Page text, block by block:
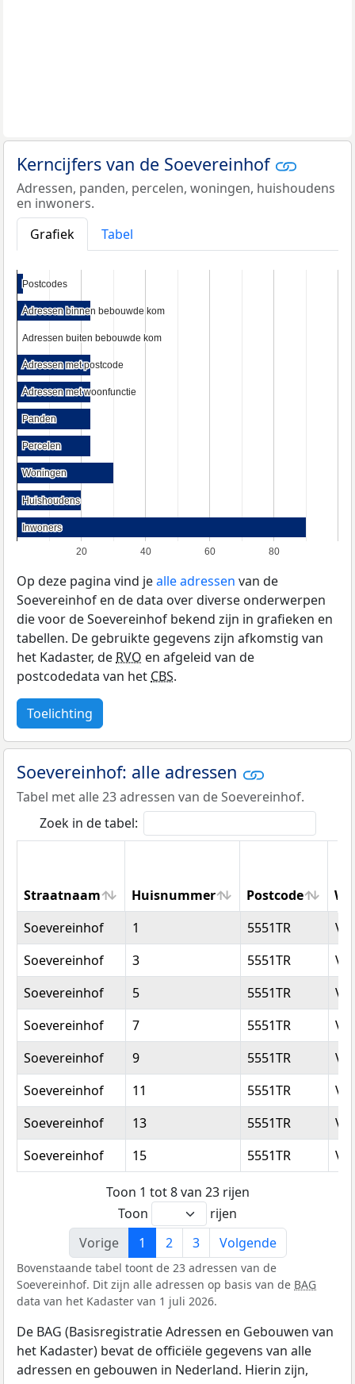
Kerncijfers van de Soevereinhof
Adressen, panden, percelen, woningen, huishoudens
en inwoners.
Grafiek
Tabel
20 40 60 80
Postcodes
Postcodes
Adressen binnen bebouwde kom
Adressen binnen bebouwde kom
Adressen buiten bebouwde kom
Adressen buiten bebouwde kom
Adressen met postcode
Adressen met postcode
Adressen met woonfunctie
Adressen met woonfunctie
Panden
Panden
Percelen
Percelen
Woningen
Woningen
Huishoudens
Huishoudens
Inwoners
Inwoners
Op deze pagina vind jealle adressen van de
Soevereinhof en de data over diverse onderwerpen
die voor de Soevereinhof bekend zijn in grafieken en
tabellen. De gebruikte gegevens zijn afkomstig van
het Kadaster, deRVO en afgeleid van de
postcodedata van hetCBS.
Toelichting
Soevereinhof: alle adressen
Tabel met alle 23 adressen van de Soevereinhof.
Zoek in de tabel:
Straatnaam Huisnummer Postcode
Straatnaam
Huisnummer Postcode
Soevereinhof 1 5551TR
Soevereinhof
3 5551TR
Soevereinhof
5 5551TR
Soevereinhof
7 5551TR
Soevereinhof
9 5551TR
Soevereinhof
11 5551TR
Soevereinhof
13 5551TR
Soevereinhof
15 5551TR
Toon 1 tot 8 van 23 rijen
Toon
rijen
Vorige
1 2 3 Volgende
Bovenstaande tabel toont de 23 adressen van de
Soevereinhof. Dit zijn alle adressen op basis van de BAG
data van het Kadaster van 1 juli 2026.
De BAG (Basisregistratie Adressen en Gebouwen van
het Kadaster) bevat de officiële gegevens van alle
adressen en gebouwen in Nederland. Hierin zijn,